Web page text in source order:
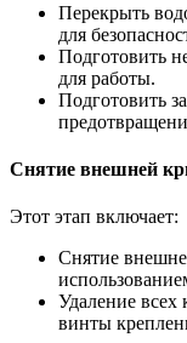
Перекрыть
для
Подготовить
для работы.
Подготовить
Снятие внешней
Этот этап включает:
Снятие
Удаление всех
винты